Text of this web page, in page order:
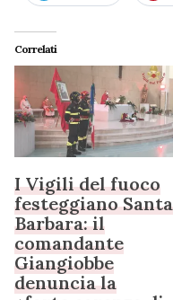
Correlati
I Vigili del fuoco
festeggiano Santa
Barbara: il
comandante
Giangiobbe
denuncia la